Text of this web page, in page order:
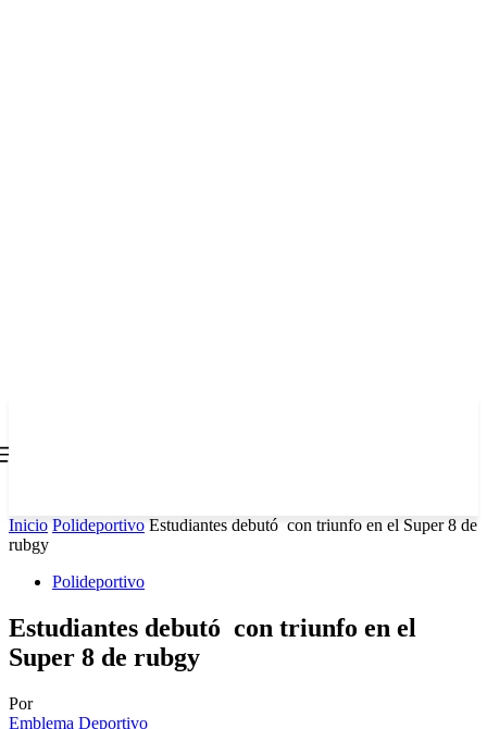
Inicio Polideportivo Estudiantes debutó con triunfo en el Super 8 de
rubgy
Polideportivo
Estudiantes debutó con triunfo en el
Super 8 de rubgy
Por
Emblema Deportivo